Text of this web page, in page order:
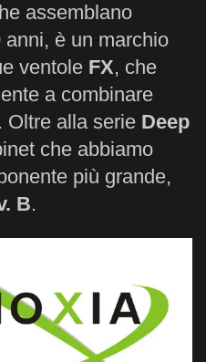
assemblano
è un marchio
ventole FX, che
a combinare
Oltre alla serie Deep
che abbiamo
più grande,
B.